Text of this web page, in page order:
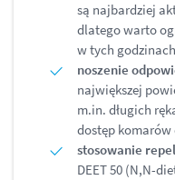
są najbardziej
dlatego warto
w tych
noszenie
największej
m.in. długich
dostęp komarów
stosowanie
DEET 50 (N,N-